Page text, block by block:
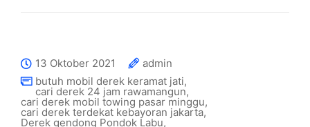
13 Oktober 2021
admin
butuh mobil derek keramat jati,
cari derek 24 jam rawamangun,
cari derek mobil towing pasar minggu,
cari derek terdekat kebayoran jakarta,
Derek gendong Pondok Labu,